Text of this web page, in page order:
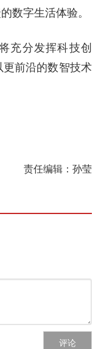
数字生活体验。
充分发挥科技创
前沿的数智技术
责任编辑：孙莹
评论